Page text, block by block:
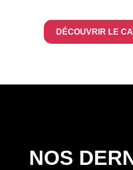
DÉCOUVRIR LE
NOS